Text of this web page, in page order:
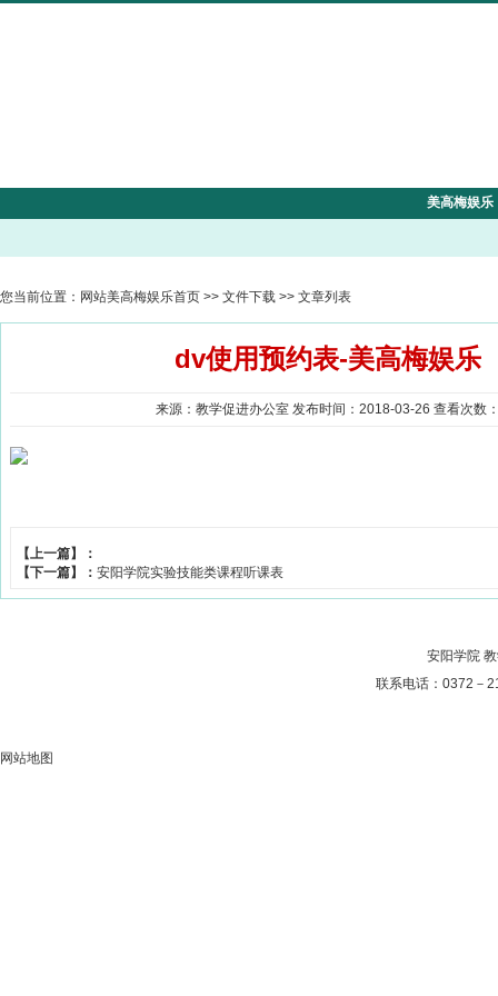
美高梅娱乐
您当前位置： 网站美高梅娱乐首页 >> 文件下载 >> 文章列表
dv使用预约表-美高梅娱乐
来源：教学促进办公室 发布时间：2018-03-26 查看次数
【上一篇】：
【下一篇】： 安阳学院实验技能类课程听课表
安阳学院
联系电话：0372－
网站地图